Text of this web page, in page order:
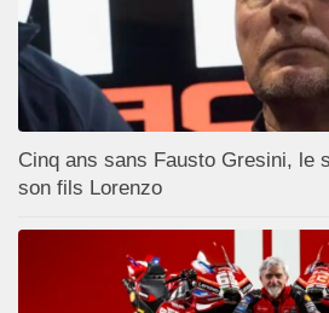
Cinq ans sans Fausto Gresini, le
son fils Lorenzo